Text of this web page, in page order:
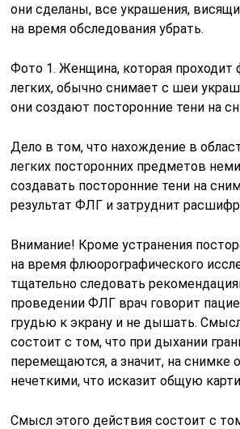
они сделаны, все украшения,
на время обследования убрать.
Фото 1. Женщина, которая
легких, обычно снимает с шеи
они создают посторонние тени на
Дело в том, что нахождение в
легких посторонних предметов
создавать посторонние тени на
результат ФЛГ и затруднит
Внимание! Кроме устранения
на время флюорографического
тщательно следовать
проведении ФЛГ врач говорит
грудью к экрану и не дышать.
состоит с том, что при дыхании
перемещаются, а значит, на снимке
нечеткими, что исказит общую
Смысл этого действия состоит с